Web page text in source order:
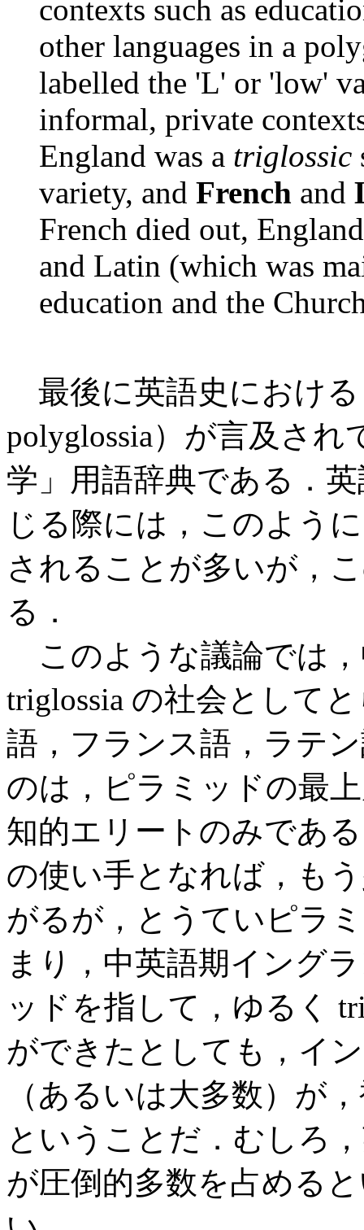
contexts such as
other languages in a
labelled the 'L' or 'low'
informal, private
England was a triglossic
variety, and French and
French died out,
and Latin (which was
education and the
最後に英語史における
polyglossia）が言及さ
学」用語辞典である．
じる際には，このよう
されることが多いが，
る．
このような議論では
triglossia の社会として
語，フランス語，ラテ
のは，ピラミッドの最
知的エリートのみであ
の使い手となれば，も
がるが，とうていピラ
まり，中英語期イング
ッドを指して，ゆるく
ができたとしても，イ
（あるいは大多数）が
ということだ．むしろ
が圧倒的多数を占める